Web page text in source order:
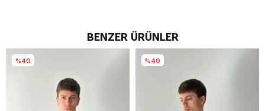
BENZER ÜRÜNLER
%40 %40